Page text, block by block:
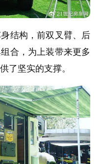
结构，前双叉臂、后
合，为上装带来更多
了坚实的支撑。